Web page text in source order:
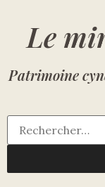
Le
Patrimoine